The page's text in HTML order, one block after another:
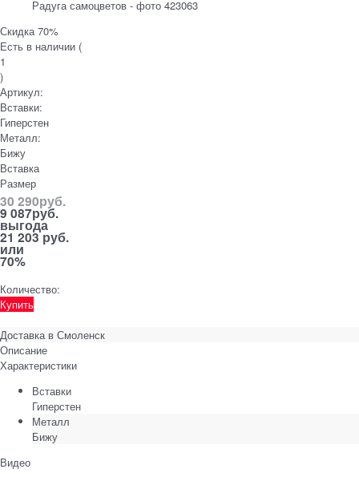
Скидка 70%
Есть в наличии (
1
)
Артикул:
Вставки:
Гиперстен
Металл:
Бижу
Вставка
Размер
30 290руб.
9 087руб.
выгода
21 203 руб.
или
70%
Количество:
Купить
Доставка в Смоленск
Описание
Характеристики
Вставки
Гиперстен
Металл
Бижу
Видео